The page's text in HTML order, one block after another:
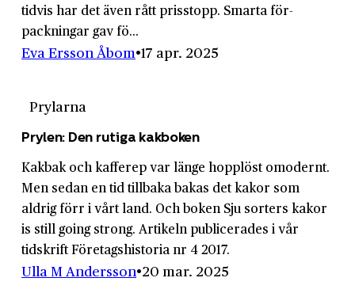
tidvis har det även rått prisstopp. Smarta för­
packningar gav fö...
Eva Ersson Åbom 17 apr. 2025
Prylarna
Prylen: Den rutiga kakboken
Kakbak och kafferep var länge hopplöst omodernt.
Men sedan en tid tillbaka bakas det kakor som
aldrig förr i vårt land. Och boken Sju sorters kakor
is still going strong. Artikeln publicerades i vår
tidskrift Företagshistoria nr 4 2017.
Ulla M Andersson 20 mar. 2025